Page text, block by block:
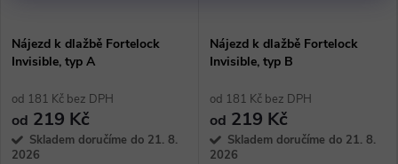
Nájezd k dlažbě Fortelock
Invisible, typ A
od 181 Kč bez DPH
od 219 Kč
Skladem doručíme do 21. 8.
2026
Nájezd k dlažbě Fortelock
Invisible, typ B
od 181 Kč bez DPH
od 219 Kč
Skladem doručíme do 21. 8.
2026